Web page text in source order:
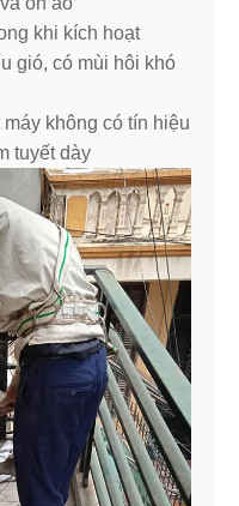
khi kích hoạt
gió, có mùi hôi khó
không có tín hiệu
tuyết dày